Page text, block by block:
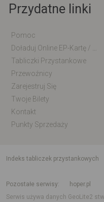
Przydatne linki
Pomoc
Tabliczki Przystankowe
Przewoźnicy
Zarejestruj Się
Twoje Bilety
Kontakt
Punkty Sprzedaży
indeks tabliczek przystankowych
Pozostałe serwisy
hoper.pl
Serwis używa danych GeoLite2